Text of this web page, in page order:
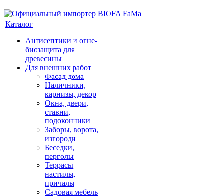
Каталог
Антисептики и огне-
биозащита для
древесины
Для внешних работ
Фасад дома
Наличники,
карнизы, декор
Окна, двери,
ставни,
подоконники
Заборы, ворота,
изгороди
Беседки,
перголы
Террасы,
настилы,
причалы
Садовая мебель